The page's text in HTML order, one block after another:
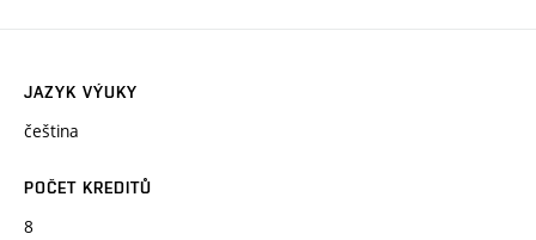
JAZYK VÝUKY
čeština
POČET KREDITŮ
8